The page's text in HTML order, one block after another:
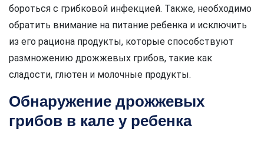
бороться с грибковой инфекцией. Также, необходимо
обратить внимание на питание ребенка и исключить
из его рациона продукты, которые способствуют
размножению дрожжевых грибов, такие как
сладости, глютен и молочные продукты.
Обнаружение дрожжевых
грибов в кале у ребенка